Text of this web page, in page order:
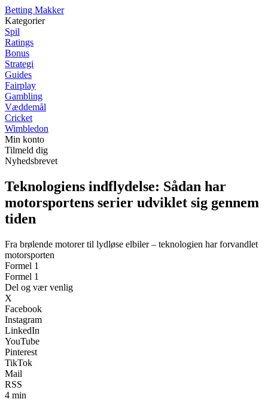
Betting Makker
Kategorier
Spil
Ratings
Bonus
Strategi
Guides
Fairplay
Gambling
Væddemål
Cricket
Wimbledon
Min konto
Tilmeld dig
Nyhedsbrevet
Teknologiens indflydelse: Sådan har
motorsportens serier udviklet sig gennem
tiden
Fra brølende motorer til lydløse elbiler – teknologien har forvandlet
motorsporten
Formel 1
Formel 1
Del og vær venlig
X
Facebook
Instagram
LinkedIn
YouTube
Pinterest
TikTok
Mail
RSS
4 min